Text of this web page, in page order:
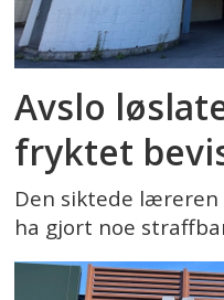
Avslo
fryktet
Den siktede læreren
ha gjort noe